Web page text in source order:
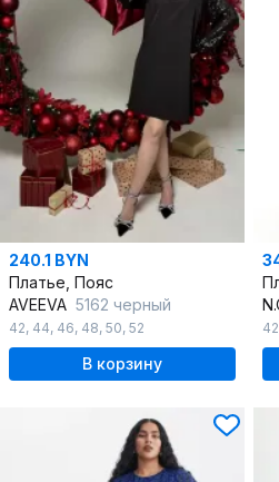
240.1 BYN
Платье, Пояс
AVEEVA 5162 черный
42, 44, 46, 48, 50, 52
В корзину
42